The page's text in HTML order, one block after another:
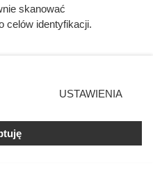
skanować
celów identyfikacji.
ustawień prywatności
rogu strony. Niektóre
się takiemu
miały zastosowania tylko
USTAWIENIA